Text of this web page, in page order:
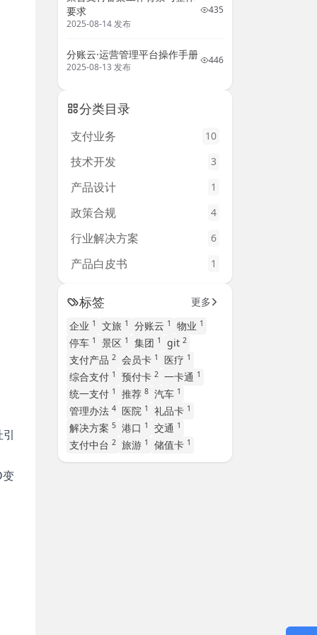
变
要求
2025-08-14 发布
435
分账云·运营管理平台操作手册
2025-08-13 发布
446
分类目录
支付业务 10
技术开发 3
产品设计 1
政策合规 4
行业解决方案 6
产品白皮书 1
标签
更多
企业 1 文旅 1 分账云 1 物业 1
停车 1 景区 1 集团 1 git 2
支付产品 2 会员卡 1 医疗 1
综合支付 1 预付卡 2 一卡通 1
统一支付 1 推荐 8 汽车 1
管理办法 4 医院 1 礼品卡 1
解决方案 5 港口 1 交通 1
支付中台 2 旅游 1 储值卡 1